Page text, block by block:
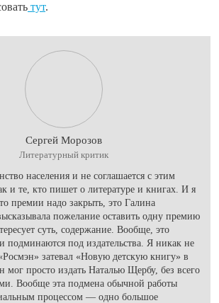
тут.
Сергей Морозов
Литературный критик
населения и не соглашается с этим
и те, кто пишет о литературе и книгах. И я
премии надо закрыть, это Галина
пожелание оставить одну премию
суть, содержание. Вообще, это
подминаются под издательства. Я никак не
затевал «Новую детскую книгу» в
мог просто издать Наталью Щербу, без всего
Вообще эта подмена обычной работы
процессом — одно большое